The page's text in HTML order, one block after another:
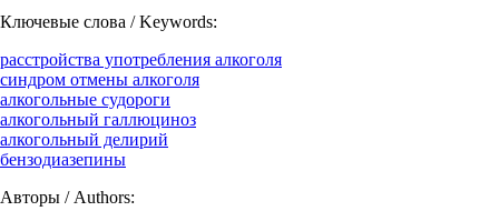
Ключевые слова / Keywords:
расстройства употребления алкоголя
синдром отмены алкоголя
алкогольные судороги
алкогольный галлюциноз
алкогольный делирий
бензодиазепины
Авторы / Authors: